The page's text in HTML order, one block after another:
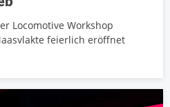
Locomotive Workshop
feierlich eröffnet